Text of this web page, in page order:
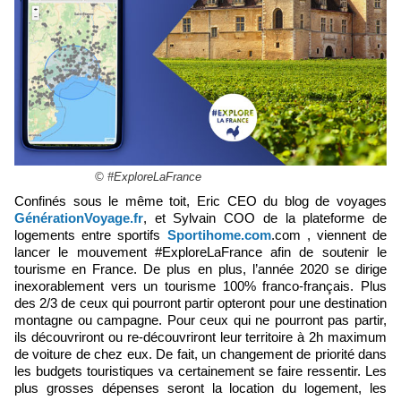
© #ExploreLaFrance
Confinés sous le même toit, Eric CEO du blog de voyages
GénérationVoyage.fr, et Sylvain COO de la plateforme de
logements entre sportifs Sportihome.com.com , viennent de
lancer le mouvement #ExploreLaFrance afin de soutenir le
tourisme en France. De plus en plus, l’année 2020 se dirige
inexorablement vers un tourisme 100% franco-français. Plus
des 2/3 de ceux qui pourront partir opteront pour une destination
montagne ou campagne. Pour ceux qui ne pourront pas partir,
ils découvriront ou re-découvriront leur territoire à 2h maximum
de voiture de chez eux. De fait, un changement de priorité dans
les budgets touristiques va certainement se faire ressentir. Les
plus grosses dépenses seront la location du logement, les